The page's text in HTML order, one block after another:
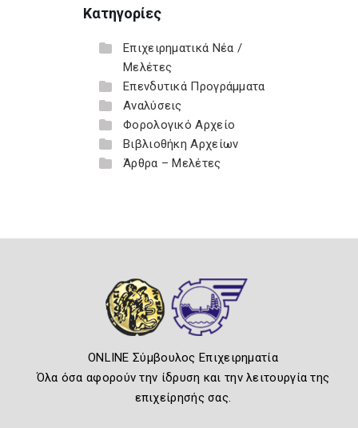
Κατηγορίες
Επιχειρηματικά Νέα /
Μελέτες
Επενδυτικά Προγράμματα
Αναλύσεις
Φορολογικό Αρχείο
Βιβλιοθήκη Αρχείων
Άρθρα – Μελέτες
ONLINE Σύμβουλος Επιχειρηματία
Όλα όσα αφορούν την ίδρυση και την λειτουργία της
επιχείρησής σας.